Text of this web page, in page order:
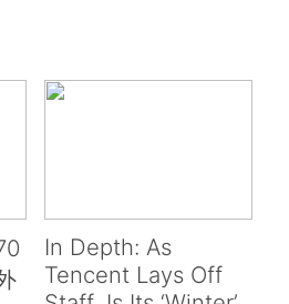
In Depth: As
Tencent Lays Off